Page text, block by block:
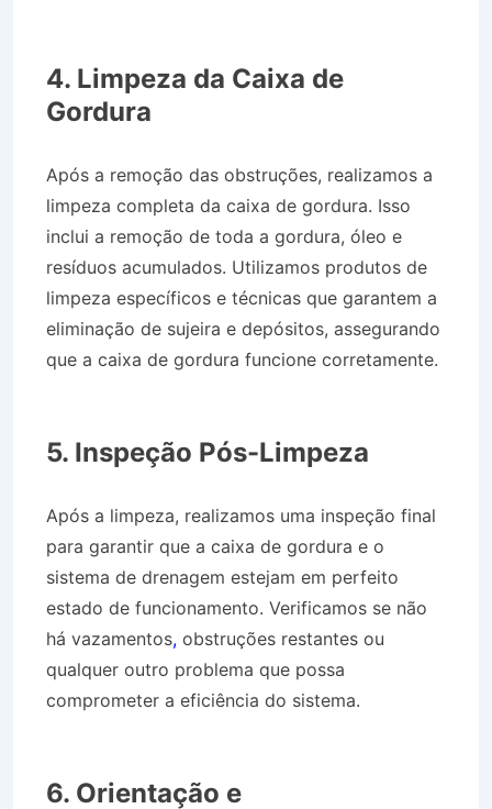
4. Limpeza da Caixa de
Gordura
Após a remoção das obstruções, realizamos a
limpeza completa da caixa de gordura. Isso
inclui a remoção de toda a gordura, óleo e
resíduos acumulados. Utilizamos produtos de
limpeza específicos e técnicas que garantem a
eliminação de sujeira e depósitos, assegurando
que a caixa de gordura funcione corretamente.
5. Inspeção Pós-Limpeza
Após a limpeza, realizamos uma inspeção final
para garantir que a caixa de gordura e o
sistema de drenagem estejam em perfeito
estado de funcionamento. Verificamos se não
há vazamentos, obstruções restantes ou
qualquer outro problema que possa
comprometer a eficiência do sistema.
6. Orientação e